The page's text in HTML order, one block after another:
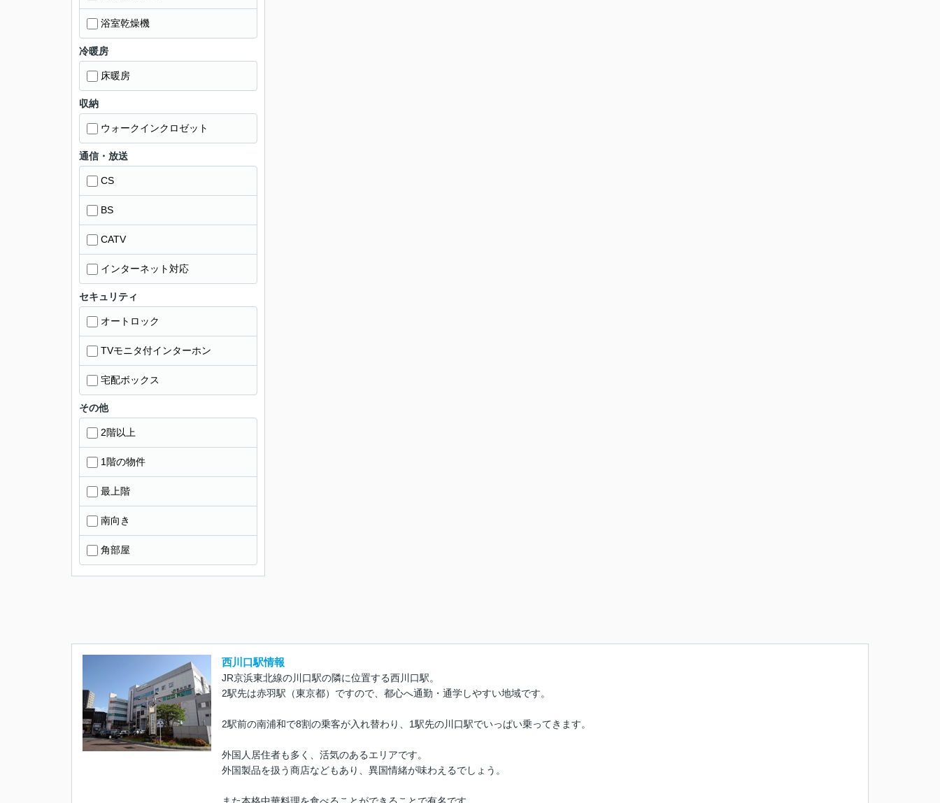
浴室乾燥機
冷暖房
床暖房
収納
ウォークインクロゼット
通信・放送
CS
BS
CATV
インターネット対応
セキュリティ
オートロック
TVモニタ付インターホン
宅配ボックス
その他
2階以上
1階の物件
最上階
南向き
角部屋
西川口駅情報
JR京浜東北線の川口駅の隣に位置する西川口駅。
2駅先は赤羽駅（東京都）ですので、都心へ通勤・通学しやすい地域です。
2駅前の南浦和で8割の乗客が入れ替わり、1駅先の川口駅でいっぱい乗ってきます。
外国人居住者も多く、活気のあるエリアです。
外国製品を扱う商店などもあり、異国情緒が味わえるでしょう。